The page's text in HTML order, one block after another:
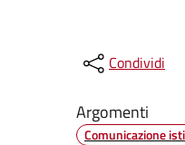
Condividi
Argomenti
Comunicazione